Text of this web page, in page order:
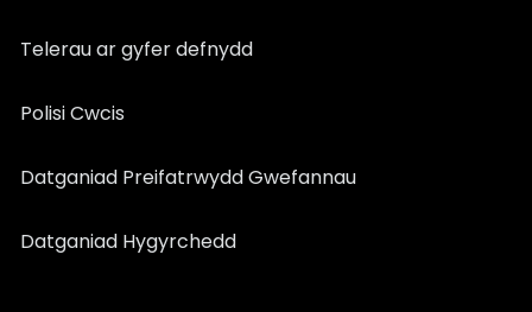
Telerau ar gyfer defnydd
Polisi Cwcis
Datganiad Preifatrwydd Gwefannau
Datganiad Hygyrchedd